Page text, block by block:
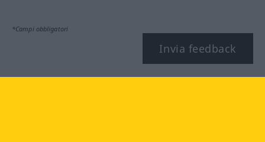
*Campi obbligatori
Invia feedback